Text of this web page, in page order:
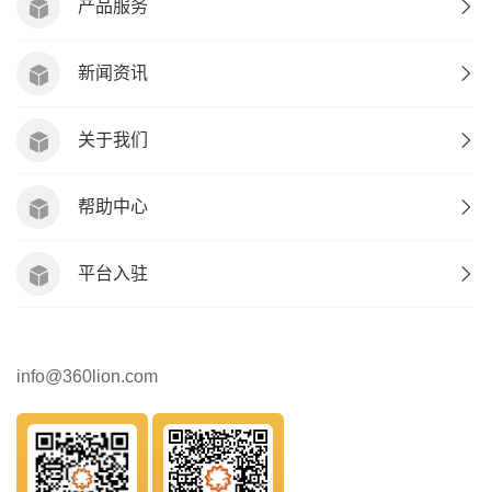
产品服务
新闻资讯
关于我们
帮助中心
平台入驻
info@360lion.com